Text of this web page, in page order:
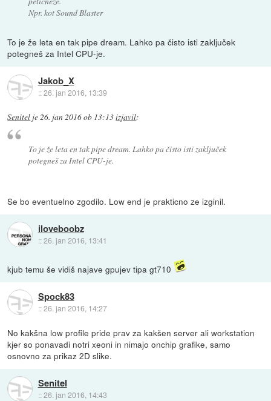
Npr. kot Sound Blaster
To je že leta en tak pipe dream. Lahko pa čisto isti zaključek
potegneš za Intel CPU-je.
Jakob_X
::26. jan 2016, 13:39
Senitel je26. jan 2016 ob 13:13izjavil:
To je že leta en tak pipe dream. Lahko pa čisto isti zaključek
potegneš za Intel CPU-je.
Se bo eventuelno zgodilo. Low end je prakticno ze izginil.
iloveboobz
::26. jan 2016, 13:41
kjub temu še vidiš najave gpujev tipa gt710
Spock83
::26. jan 2016, 14:27
No kakšna low profile pride prav za kakšen server ali workstation
kjer so ponavadi notri xeoni in nimajo onchip grafike, samo
osnovno za prikaz 2D slike.
Senitel
::26. jan 2016, 14:43